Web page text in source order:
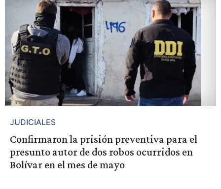
JUDICIALES
Confirmaron la prisión preventiva para el
presunto autor de dos robos ocurridos en
Bolívar en el mes de mayo